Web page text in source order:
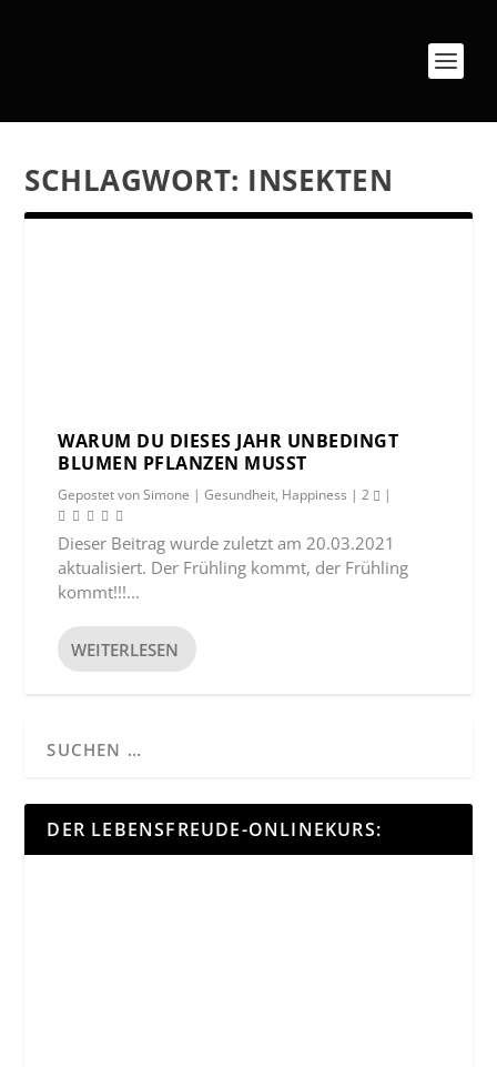
SCHLAGWORT: INSEKTEN
WARUM DU DIESES JAHR UNBEDINGT
BLUMEN PFLANZEN MUSST
Gepostet vonSimone |Gesundheit, Happiness |2 |
Dieser Beitrag wurde zuletzt am 20.03.2021
aktualisiert. Der Frühling kommt, der Frühling
kommt!!!...
WEITERLESEN
DER LEBENSFREUDE-ONLINEKURS: